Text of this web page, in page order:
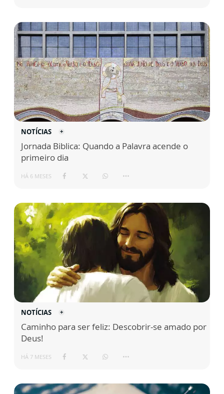
NOTÍCIAS
Jornada Biblica: Quando a Palavra acende o
primeiro dia
HÁ 6 MESES
NOTÍCIAS
Caminho para ser feliz: Descobrir-se amado por
Deus!
HÁ 7 MESES